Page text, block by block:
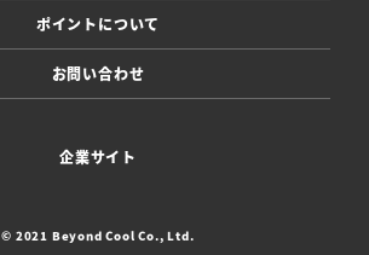
ポイントについて
お問い合わせ
企業サイト
© 2021 Beyond Cool Co., Ltd.